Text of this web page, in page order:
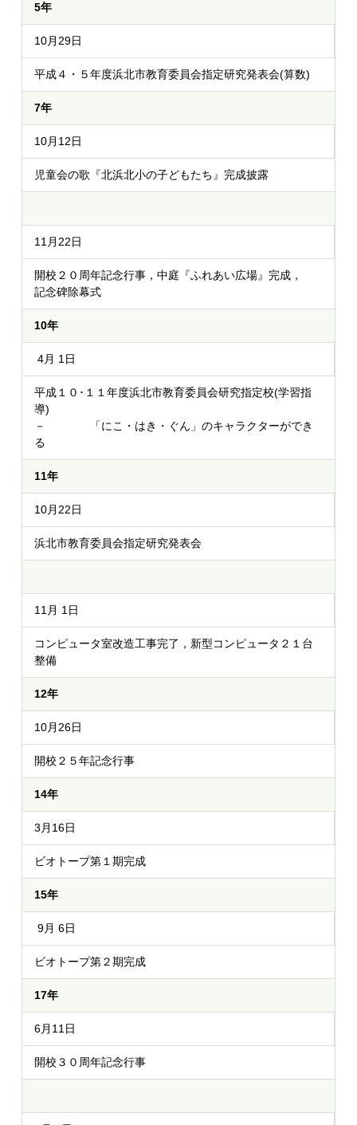
5年
10月29日
平成４・５年度浜北市教育委員会指定研究発表会(算数)
7年
10月12日
児童会の歌『北浜北小の子どもたち』完成披露
11月22日
開校２０周年記念行事，中庭『ふれあい広場』完成，
記念碑除幕式
10年
4月 1日
平成１０･１１年度浜北市教育委員会研究指定校(学習指
導)
－ 「にこ・はき・ぐん」のキャラクターができ
る
11年
10月22日
浜北市教育委員会指定研究発表会
11月 1日
コンピュータ室改造工事完了，新型コンピュータ２１台
整備
12年
10月26日
開校２５年記念行事
14年
3月16日
ビオトープ第１期完成
15年
9月 6日
ビオトープ第２期完成
17年
6月11日
開校３０周年記念行事